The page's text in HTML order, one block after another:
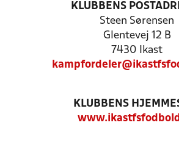
KLUBBENS
Steen Sørensen
Glentevej 12 B
7430 Ikast
KLUBBENS